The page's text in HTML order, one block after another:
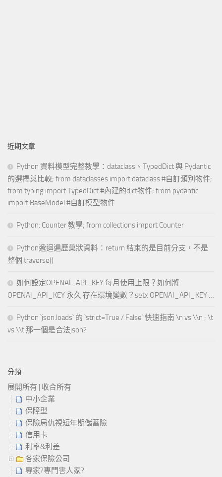
近期文章
Python 資料模型完整教學：dataclass、TypedDict 與 Pydantic
的選擇與比較; from dataclasses import dataclass #自訂類別物件;
from typing import TypedDict #內建的dict物件; from pydantic
import BaseModel #自訂模型物件
Python: Counter 教學; from collections import Counter
Python遞迴遍歷巢狀資料：return 結束的是目前分支，不是
整個 traverse()
如何設定OPENAI_API_KEY 每月使用上限？如何將
OPENAI_API_KEY 永久 存在環境變數？setx OPENAI_API_KEY …
Python `json.loads` 的 `strict=True / False` 快速指南 \n vs \\n ; \t
vs \\t 那一個是合法json?
分類
展開所有 | 收合所有
中小企業
保障型
保險局仇視短年期儲蓄險
信用卡
利率&利差
各家保險公司
專家?專門害人家?